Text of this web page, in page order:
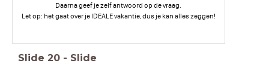
Daarna geef je zelf antwoord op de vraag.
Let op: het gaat over je IDEALE vakantie, dus je kan alles zeggen!
Slide 20 - Slide